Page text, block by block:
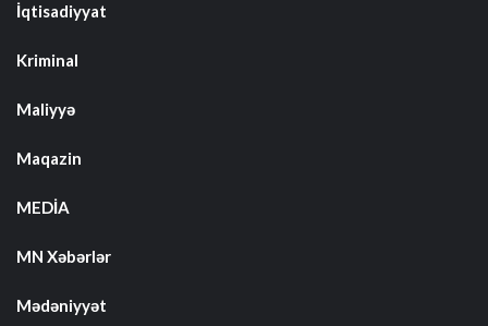
İqtisadiyyat
Kriminal
Maliyyə
Maqazin
MEDİA
MN Xəbərlər
Mədəniyyət